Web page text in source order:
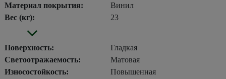
Материал покрытия:
Винил
Вес (кг):
23
Поверхность:
Гладкая
Светоотражаемость:
Матовая
Износостойкость:
Повышенная